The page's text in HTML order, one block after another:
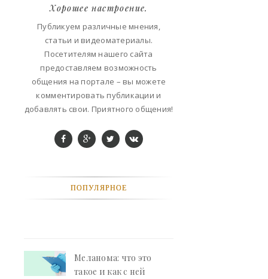
Хорошее настроение.
Публикуем различные мнения,
статьи и видеоматериалы.
Посетителям нашего сайта
предоставляем возможность
общения на портале – вы можете
комментировать публикации и
добавлять свои. Приятного общения!
ПОПУЛЯРНОЕ
Меланома: что это
такое и как с ней